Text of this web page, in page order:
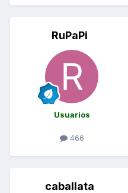
RuPaPi
Usuarios
466
caballata